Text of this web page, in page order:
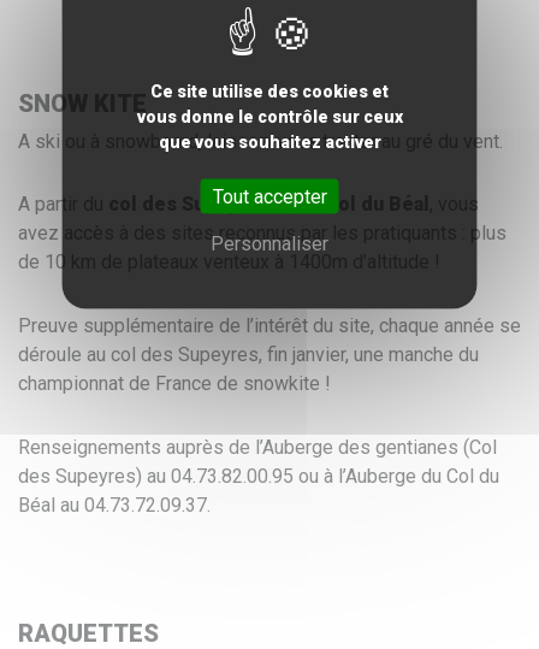
SNOW KITE
A ski ou à snowboard, laissez-vous tracter au gré du vent.
A partir du col des Supeyresoudu col du Béal
, vous
avez accès à des sites reconnus par les pratiquants : plus
de 10 km de plateaux venteux à 1400m d’altitude !
Preuve supplémentaire de l’intérêt du site, chaque année se
déroule au col des Supeyres, fin janvier, une manche du
championnat de France de snowkite !
Renseignements auprès de l’Auberge des gentianes (Col
des Supeyres) au 04.73.82.00.95 ou à l’Auberge du Col du
Béal au 04.73.72.09.37.
RAQUETTES
Ce site utilise des cookies et
vous donne le contrôle sur ceux
que vous souhaitez activer
Tout accepter
Personnaliser